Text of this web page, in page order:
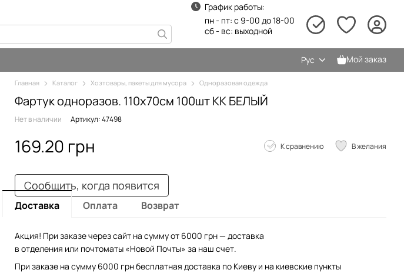
График работы:
пн - пт: с 9-00 до 18-00
сб - вс: выходной
Рус Мой заказ
Главная Каталог Хозтовары, пакеты для мусора Одноразовая одежда
Фартук одноразов. 110х70см 100шт КК БЕЛЫЙ
Нет в наличии Артикул: 47498
169.20 грн К сравнению В желания
Сообщить, когда появится
Доставка Оплата Возврат
Акция! При заказе через сайт на сумму от 6000 грн — доставка
в отделения или почтоматы «Новой Почты» за наш счет.
При заказе на сумму 6000 грн бесплатная доставка по Киеву и на киевские пункты